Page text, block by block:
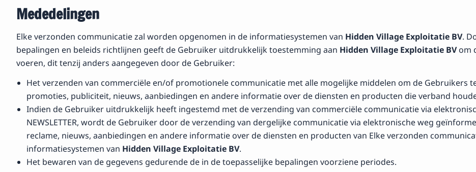
Mededelingen
Elke verzonden communicatie zal worden opgenomen in de informatiesystemen van Hidden Village Exploitatie BV.
bepalingen en beleids richtlijnen geeft de Gebruiker uitdrukkelijk toestemming aan Hidden Village Exploitatie BVom
voeren, dit tenzij anders aangegeven door de Gebruiker:
Het verzenden van commerciële en/of promotionele communicatie met alle mogelijke middelen om de Gebruikers
promoties, publiciteit, nieuws, aanbiedingen en andere informatie over de diensten en producten die verband
Indien de Gebruiker uitdrukkelijk heeft ingestemd met de verzending van commerciële communicatie via
NEWSLETTER, wordt de Gebruiker door de verzending van dergelijke communicatie via elektronische weg
reclame, nieuws, aanbiedingen en andere informatie over de diensten en producten van Elke verzonden
informatiesystemen van Hidden Village Exploitatie BV.
Het bewaren van de gegevens gedurende de in de toepasselijke bepalingen voorziene periodes.